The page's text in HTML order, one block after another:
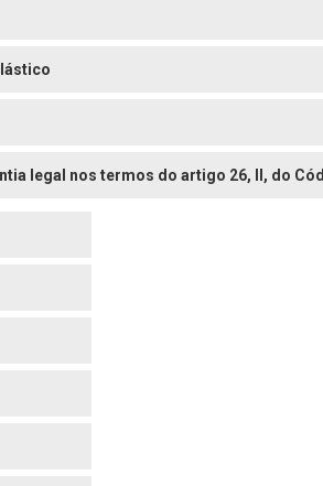
legal nos termos do artigo 26, II, do